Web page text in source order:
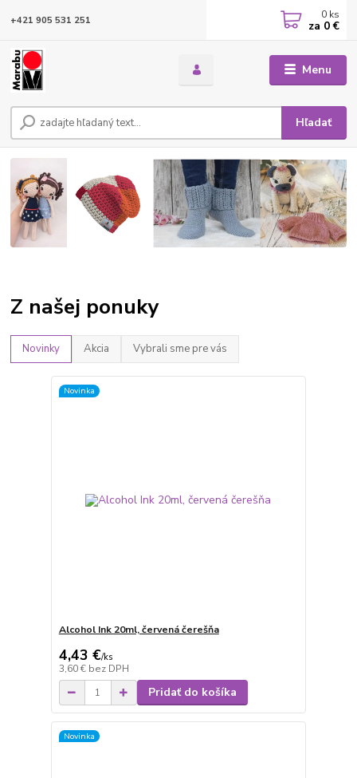
Menu
Hľadať
+421 905 531 251 0 ks
za 0 €
Z našej ponuky
Novinky Akcia Vybrali sme pre vás
Novinka
Alcohol Ink 20ml, červená čerešňa
4,43 €/ks
3,60 € bez DPH
Pridať do košíka
Novinka